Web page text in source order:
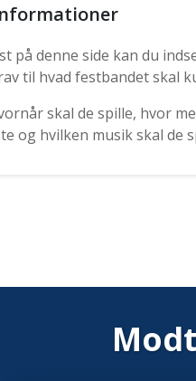
på denne side kan du
til hvad festbandet skal
skal de spille, hvor
og hvilken musik skal de